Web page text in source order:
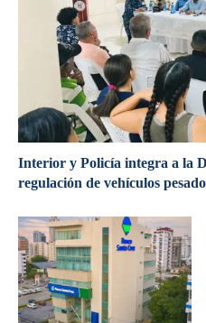
Interior y Policía integra a la
regulación de vehículos